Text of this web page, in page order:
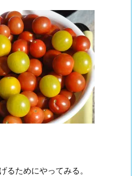
るためにやってみる。